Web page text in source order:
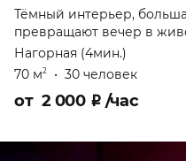
Тёмный интерьер,
превращают вечер в
Нагорная (4мин.)
70 м2 • 30 человек
от 2 000 ₽ /час